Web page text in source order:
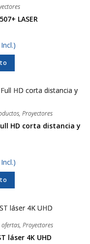
LASER
, Proyectores
HD corta distancia y
ofertas, Proyectores
láser 4K UHD